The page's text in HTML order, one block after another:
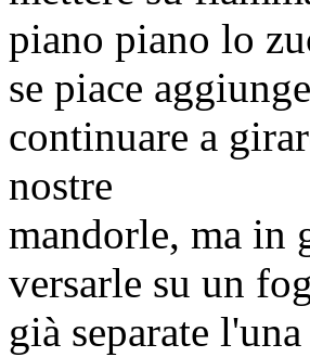
piano piano lo
se piace
continuare a
nostre
mandorle, ma in
versarle su un
già separate